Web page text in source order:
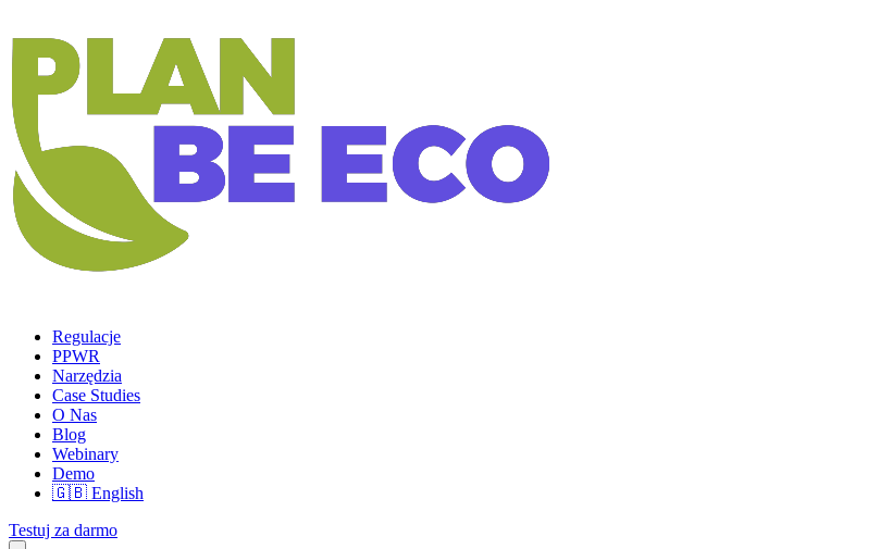
Regulacje
PPWR
Narzędzia
Case Studies
O Nas
Blog
Webinary
Demo
🇬🇧 English
Testuj za darmo